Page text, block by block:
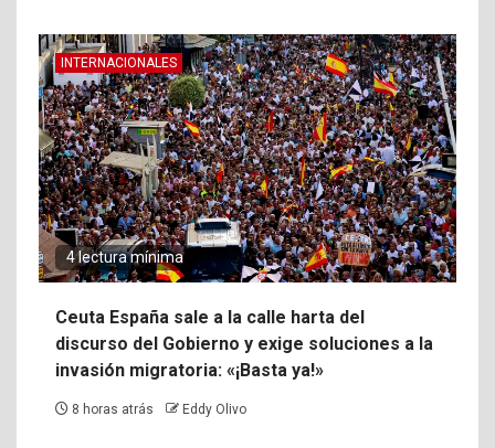
INTERNACIONALES
4 lectura mínima
Ceuta España sale a la calle harta del
discurso del Gobierno y exige soluciones a la
invasión migratoria: «¡Basta ya!»
8 horas atrás Eddy Olivo